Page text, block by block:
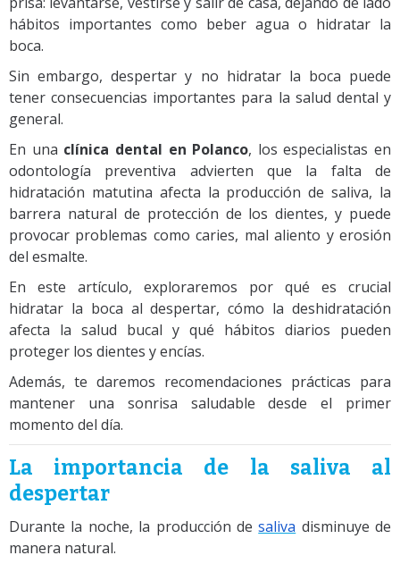
hábitos importantes como beber agua o hidratar la
boca.
Sin embargo, despertar y no hidratar la boca puede
tener consecuencias importantes para la salud dental y
general.
En una clínica dental en Polanco, los especialistas en
odontología preventiva advierten que la falta de
hidratación matutina afecta la producción de saliva, la
barrera natural de protección de los dientes, y puede
provocar problemas como caries, mal aliento y erosión
del esmalte.
En este artículo, exploraremos por qué es crucial
hidratar la boca al despertar, cómo la deshidratación
afecta la salud bucal y qué hábitos diarios pueden
proteger los dientes y encías.
Además, te daremos recomendaciones prácticas para
mantener una sonrisa saludable desde el primer
momento del día.
La importancia de la saliva al
despertar
Durante la noche, la producción desaliva disminuye de
manera natural.